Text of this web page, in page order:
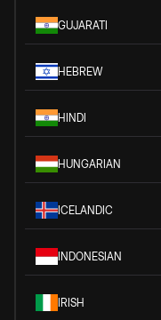
GUJARATI
HEBREW
HINDI
HUNGARIAN
ICELANDIC
INDONESIAN
IRISH